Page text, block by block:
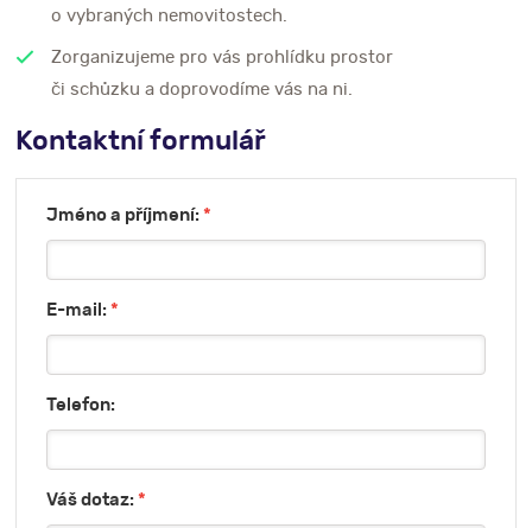
o vybraných nemovitostech.
Zorganizujeme pro vás prohlídku prostor
či schůzku a doprovodíme vás na ni.
Kontaktní formulář
Jméno a příjmení:*
E-mail:*
Telefon:
Váš dotaz:*